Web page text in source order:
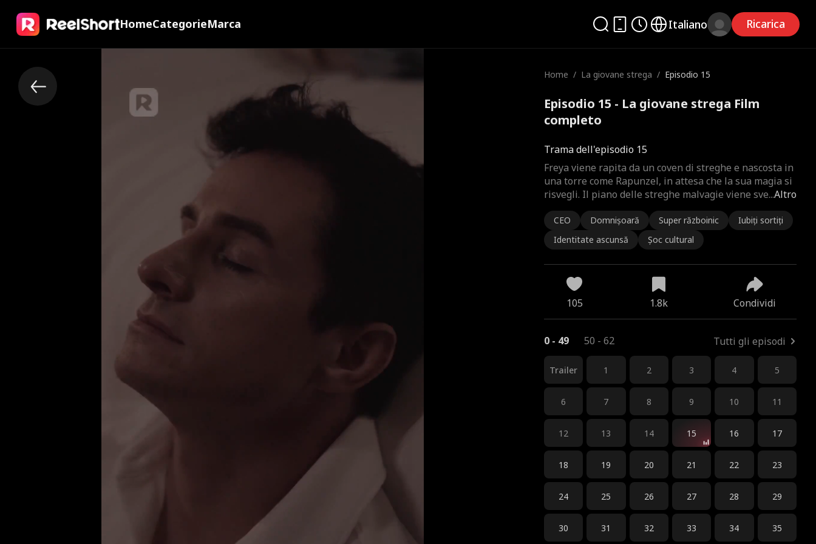
HomeCategorieMarca Italiano Ricarica
Home / La giovane strega / Episodio 15
Episodio 15 - La giovane strega Film
completo
Trama dell'episodio 15
Altro
Freya viene rapita da un coven di streghe e nascosta in
una torre come Rapunzel, in attesa che la sua magia si
risvegli. Il piano delle streghe malvagie viene sve...
CEO Domnișoară Super războinic
Iubiți sortiți
Identitate ascunsă
Șoc cultural
105 1.8k Condividi
0 - 49 50 - 62 Tutti gli episodi
Trailer 1 2 3 4 5
6 7 8 9 10 11
12 13 14 15 16 17
18 19 20 21 22 23
24 25 26 27 28 29
30 31 32 33 34 35